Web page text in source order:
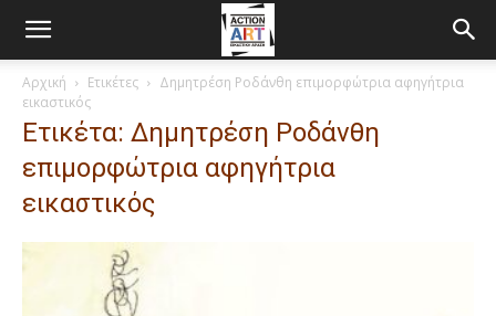
Αρχική Ετικέτες
Δημητρέση Ροδάνθη επιμορφώτρια αφηγήτρια
εικαστικός
Ετικέτα: Δημητρέση Ροδάνθη
επιμορφώτρια αφηγήτρια
εικαστικός